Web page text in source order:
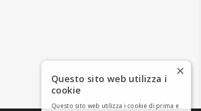
×
Questo sito web utilizza i
cookie
Questo sito web utilizza i cookie di prima e